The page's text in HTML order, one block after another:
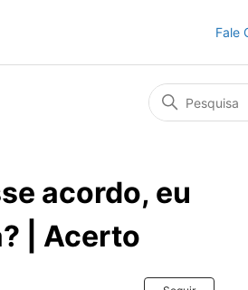
Fale
acordo, eu
| Acerto